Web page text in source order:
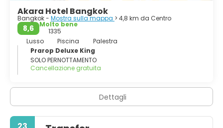
Akara Hotel Bangkok
Bangkok - Mostra sulla mappa > 4,8 km da Centro
8,6
Molto bene
1335
Lusso
Piscina
Palestra
Prarop Deluxe King
SOLO PERNOTTAMENTO
Cancellazione gratuita
Dettagli